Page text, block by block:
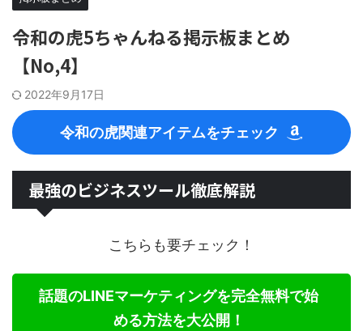
令和の虎5ちゃんねる掲示板まとめ
【No,4】
2022年9月17日
令和の虎関連アイテムをチェック
最強のビジネスツール徹底解説
こちらも要チェック！
話題のLINEマーケティングを完全無料で始
める方法を大公開！